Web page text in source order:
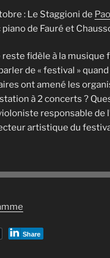
: Le Staggioni de
de Fauré et
fidèle à la musique
de « festival » quand
ont amené les
à 2 concerts ?
responsable de
artistique du
Share